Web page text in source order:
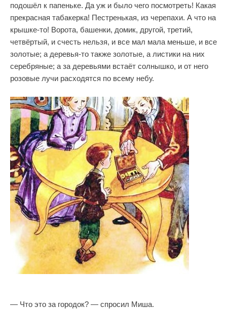
подошёл к папеньке. Да уж и было чего посмотреть! Какая
прекрасная табакерка! Пестренькая, из черепахи. А что на
крышке-то! Ворота, башенки, домик, другой, третий,
четвёртый, и счесть нельзя, и все мал мала меньше, и все
золотые; а деревья-то также золотые, а листики на них
серебряные; а за деревьями встаёт солнышко, и от него
розовые лучи расходятся по всему небу.
— Что это за городок? — спросил Миша.